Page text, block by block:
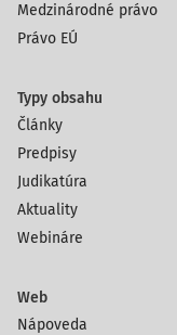
Medzinárodné právo
Právo EÚ
Typy obsahu
Články
Predpisy
Judikatúra
Aktuality
Webináre
Web
Nápoveda